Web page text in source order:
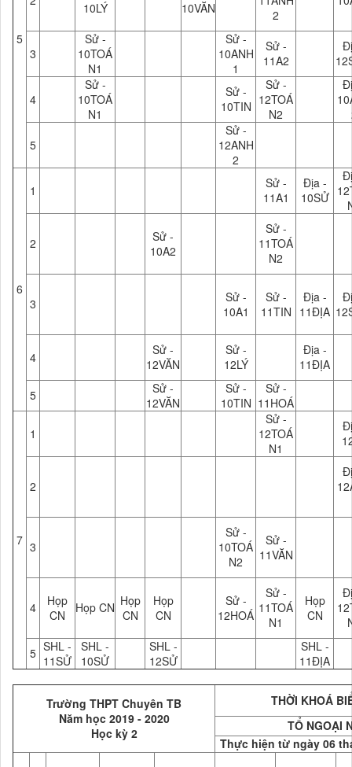
5
10LÝ
10VĂN
2
3
Sử -
10TOÁ
N1
Sử -
10ANH
1
Sử -
11A2
4
Sử -
10TOÁ
N1
Sử -
10TIN
Sử -
12TOÁ
N2
5
Sử -
12ANH
2
6
1
Sử -
11A1
Địa -
10SỬ
2
Sử -
10A2
Sử -
11TOÁ
N2
3
Sử -
10A1
Sử -
11TIN
Địa -
11ĐỊA
4
Sử -
12VĂN
Sử -
12LÝ
Địa -
11ĐỊA
5
Sử -
12VĂN
Sử -
10TIN
Sử -
11HOÁ
7
1
Sử -
12TOÁ
N1
2
3
Sử -
10TOÁ
N2
Sử -
11VĂN
4
Họp
CN
Họp CN Họp
CN
Họp
CN
Sử -
12HOÁ
Sử -
11TOÁ
N1
Họp
CN
5 SHL -
11SỬ
SHL -
10SỬ
SHL -
12SỬ
SHL -
11ĐỊA
Trường THPT Chuyên TB
Năm học 2019 - 2020
Học kỳ 2
THỜI KHOÁ
TỔ NGOẠI
Thực hiện từ ngày 06